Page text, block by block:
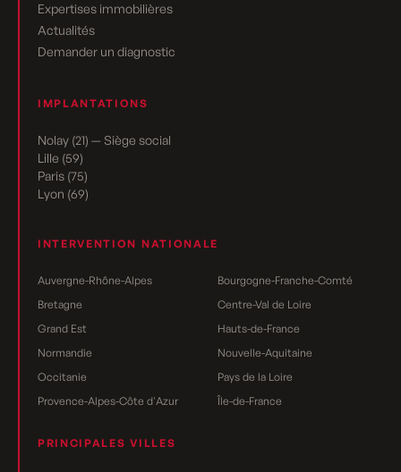
Expertises immobilières
Actualités
Demander un diagnostic
IMPLANTATIONS
Nolay (21) — Siège social
Lille (59)
Paris (75)
Lyon (69)
INTERVENTION NATIONALE
Auvergne-Rhône-Alpes
Bourgogne-Franche-Comté
Bretagne
Centre-Val de Loire
Grand Est
Hauts-de-France
Normandie
Nouvelle-Aquitaine
Occitanie
Pays de la Loire
Provence-Alpes-Côte d'Azur
Île-de-France
PRINCIPALES VILLES